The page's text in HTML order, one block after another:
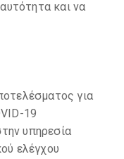
και να
για
19
υπηρεσία
ελέγχου